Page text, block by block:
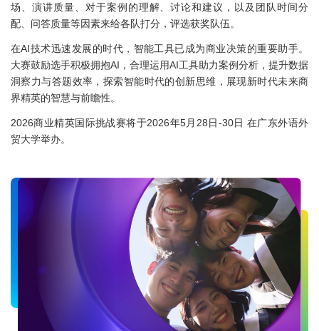
场、演讲质量、对于案例的理解、讨论和建议，以及团队时间分
配、问答质量等因素来给各队打分，评选获奖队伍。
在AI技术迅速发展的时代，智能工具已成为商业决策的重要助手。
大赛鼓励选手积极拥抱AI，合理运用AI工具助力案例分析，提升数据
洞察力与答题效率，探索智能时代的创新思维，展现新时代未来商
界精英的智慧与前瞻性。
2026商业精英国际挑战赛将于2026年5月28日-30日 在广东外语外
贸大学举办。